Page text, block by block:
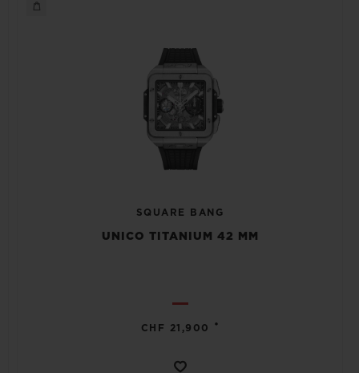
SQUARE BANG
UNICO TITANIUM 42 MM
CHF 21,900 •